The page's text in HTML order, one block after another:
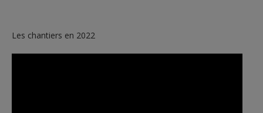
Les chantiers en 2022